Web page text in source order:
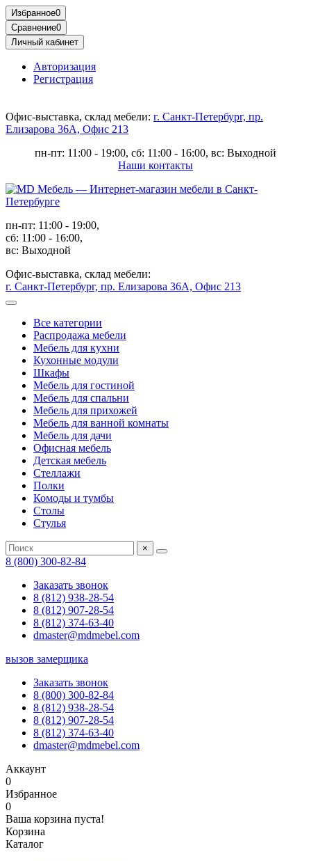
Избранное0
Сравнение0
Личный кабинет
Авторизация
Регистрация
Офис-выставка, склад мебели: г. Санкт-Петербург, пр.
Елизарова 36А, Офис 213
пн-пт: 11:00 - 19:00, сб: 11:00 - 16:00, вс: Выходной
Наши контакты
пн-пт: 11:00 - 19:00,
сб: 11:00 - 16:00,
вс: Выходной
Офис-выставка, склад мебели:
г. Санкт-Петербург, пр. Елизарова 36А, Офис 213
Все категории
Распродажа мебели
Мебель для кухни
Кухонные модули
Шкафы
Мебель для гостиной
Мебель для спальни
Мебель для прихожей
Мебель для ванной комнаты
Мебель для дачи
Офисная мебель
Детская мебель
Стеллажи
Полки
Комоды и тумбы
Столы
Стулья
×
8 (800) 300-82-84
Заказать звонок
8 (812) 938-28-54
8 (812) 907-28-54
8 (812) 374-63-40
dmaster@mdmebel.com
вызов замерщика
Заказать звонок
8 (800) 300-82-84
8 (812) 938-28-54
8 (812) 907-28-54
8 (812) 374-63-40
dmaster@mdmebel.com
Аккаунт
0
Избранное
0
Ваша корзина пуста!
Корзина
Каталог